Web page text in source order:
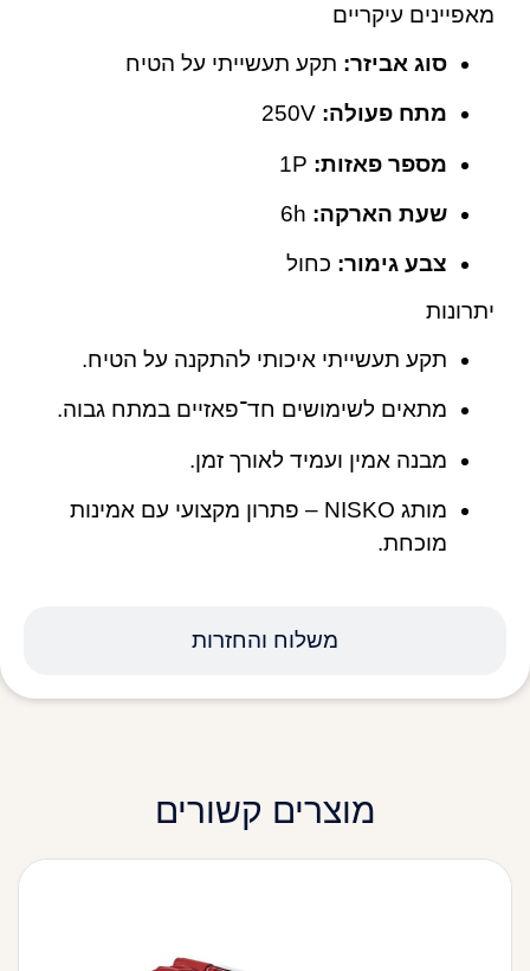
משלוח והחזרות
מאפיינים עיקריים
סוג אביזר: תקע תעשייתי על הטיח
מתח פעולה:
מספר פאזות:
שעת הארקה:
צבע גימור: כחול
יתרונות
תקע תעשייתי איכותי להתקנה על הטיח.
מתאים לשימושים חד־פאזיים במתח גבוה.
מבנה אמין ועמיד לאורך זמן.
מותג NISKO – פתרון מקצועי עם אמינות
מוכחת.
מוצרים קשורים